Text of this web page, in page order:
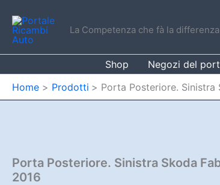
contenuto
La Competenza che fà la differenza
Shop Negozi del
Home
Prodotti Porta Posteriore. Sinistra
Porta Posteriore. Sinistra Skoda
2016